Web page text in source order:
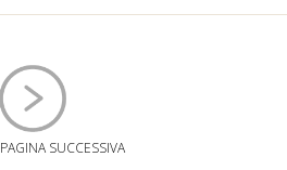
PAGINA SUCCESSIVA